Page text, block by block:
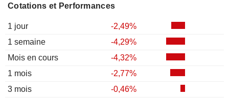
Cotations et Performances
1 jour
-2,49%
1 semaine
-4,29%
Mois en cours
-4,32%
1 mois
-2,77%
3 mois
-0,46%